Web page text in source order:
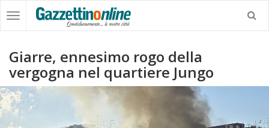
Giarre, ennesimo rogo della
vergogna nel quartiere Jungo